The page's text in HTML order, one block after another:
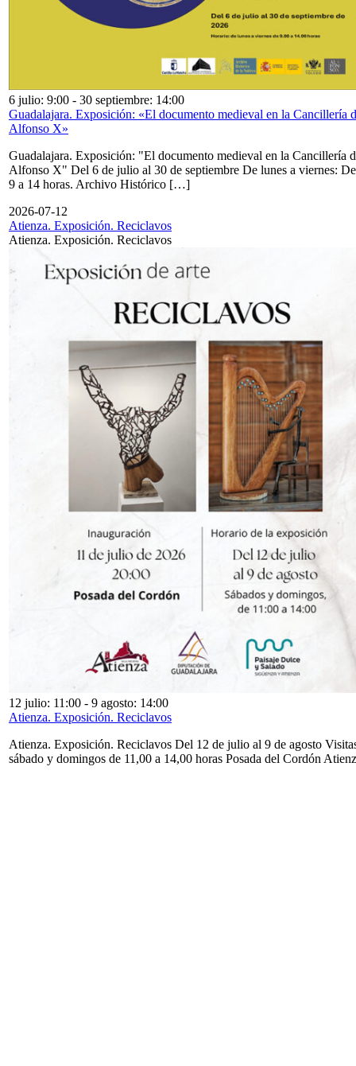
6 julio: 9:00 - 30 septiembre: 14:00
Guadalajara. Exposición: «El documento medieval en la Cancillería
Alfonso X»
Guadalajara. Exposición: "El documento medieval en la Cancillería
Alfonso X" Del 6 de julio al 30 de septiembre De lunes a viernes: De
9 a 14 horas. Archivo Histórico […]
2026-07-12
Atienza. Exposición. Reciclavos
Atienza. Exposición. Reciclavos
12 julio: 11:00 - 9 agosto: 14:00
Atienza. Exposición. Reciclavos
Atienza. Exposición. Reciclavos Del 12 de julio al 9 de agosto
sábado y domingos de 11,00 a 14,00 horas Posada del Cordón